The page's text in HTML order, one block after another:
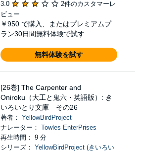
3.0
2件のカスタマーレ
ビュー
￥950 で購入、またはプレミアムプ
ラン30日間無料体験で試す
無料体験を試す
[26巻] The Carpenter and
Oniroku（大工と鬼六・英語版）: き
いろいとり文庫 その26
著者： YellowBirdProject
ナレーター： Towles EnterPrises
再生時間： 9 分
シリーズ： YellowBirdProject (きいろい